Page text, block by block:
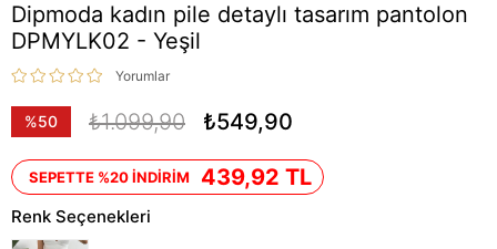
Dipmoda kadın pile detaylı tasarım pantolon
DPMYLK02 - Yeşil
Yorumlar
%50
₺1.099,90 ₺549,90
SEPETTE %20 İNDİRİM 439,92 TL
Renk Seçenekleri